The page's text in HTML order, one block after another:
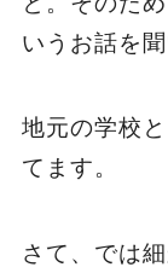
いうお話を
地元の学校
てます。
さて、では